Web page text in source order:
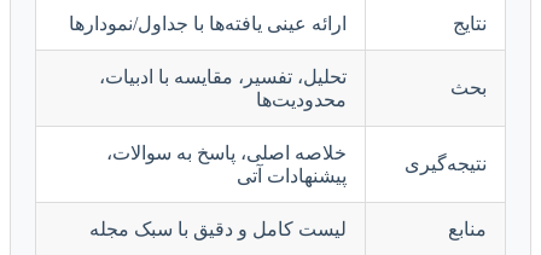
نتایج ارائه عینی یافته‌ها با جداول/نمودارها
بحث
تحلیل، تفسیر، مقایسه با ادبیات،
محدودیت‌ها
نتیجه‌گیری
خلاصه اصلی، پاسخ به سوالات،
پیشنهادات آتی
منابع لیست کامل و دقیق با سبک مجله